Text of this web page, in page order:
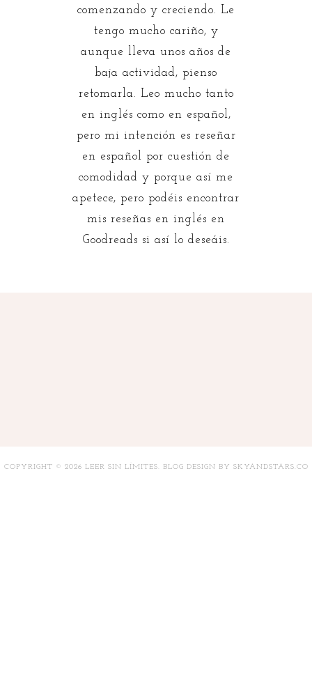
comenzando y creciendo. Le
tengo mucho cariño, y
aunque lleva unos años de
baja actividad, pienso
retomarla. Leo mucho tanto
en inglés como en español,
pero mi intención es reseñar
en español por cuestión de
comodidad y porque así me
apetece, pero podéis encontrar
mis reseñas en inglés en
Goodreads si así lo deseáis.
COPYRIGHT © 2026 LEER SIN LÍMITES. BLOG DESIGN BY SKYANDSTARS.CO